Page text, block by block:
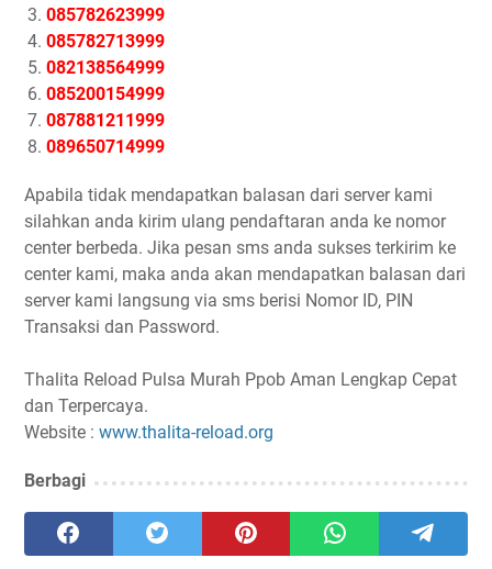
085782623999
085782713999
082138564999
085200154999
087881211999
089650714999
Apabila tidak mendapatkan balasan dari server kami
silahkan anda kirim ulang pendaftaran anda ke nomor
center berbeda. Jika pesan sms anda sukses terkirim ke
center kami, maka anda akan mendapatkan balasan dari
server kami langsung via sms berisi Nomor ID, PIN
Transaksi dan Password.
Thalita Reload Pulsa Murah Ppob Aman Lengkap Cepat
dan Terpercaya.
Website : www.thalita-reload.org
Berbagi